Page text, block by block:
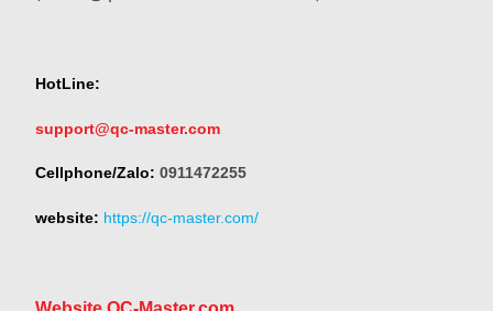
HotLine:
support@qc-master.com
Cellphone/Zalo: 0911472255
website: https://qc-master.com/